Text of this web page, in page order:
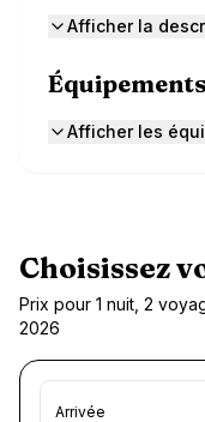
Afficher la
Équipements
Afficher les
Choisissez
Prix pour 1 nuit, 2
2026
Arrivée